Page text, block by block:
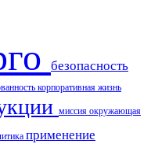
безопасность
корпоративная жизнь
миссия окружающая
применение